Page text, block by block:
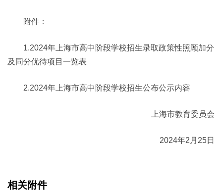
附件：
1.2024年上海市高中阶段学校招生录取政策性照顾加分
及同分优待项目一览表
2.2024年上海市高中阶段学校招生公布公示内容
上海市教育委员会
2024年2月25日
相关附件